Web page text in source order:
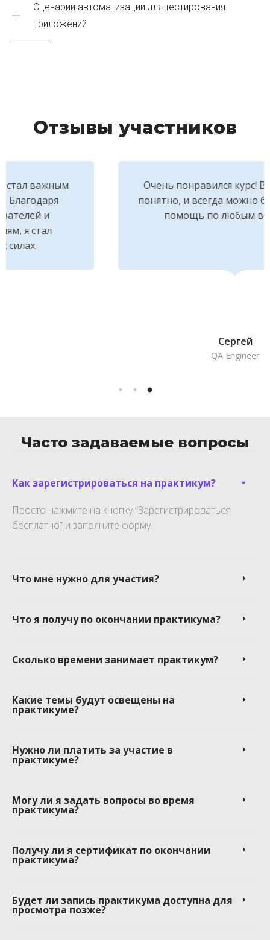
Сценарии автоматизации для тестирования
приложений
Отзывы участников
Очень понравился курс! Все объясняли
понятно, и всегда можно было получить
помощь по любым вопросам.
Часто задаваемые вопросы
Как зарегистрироваться на практикум?
Просто нажмите на кнопку “Зарегистрироваться
бесплатно” и заполните форму.
Что мне нужно для участия?
Что я получу по окончании практикума?
Сколько времени занимает практикум?
Какие темы будут освещены на
практикуме?
Нужно ли платить за участие в
практикуме?
Могу ли я задать вопросы во время
практикума?
Получу ли я сертификат по окончании
практикума?
Будет ли запись практикума доступна для
просмотра позже?